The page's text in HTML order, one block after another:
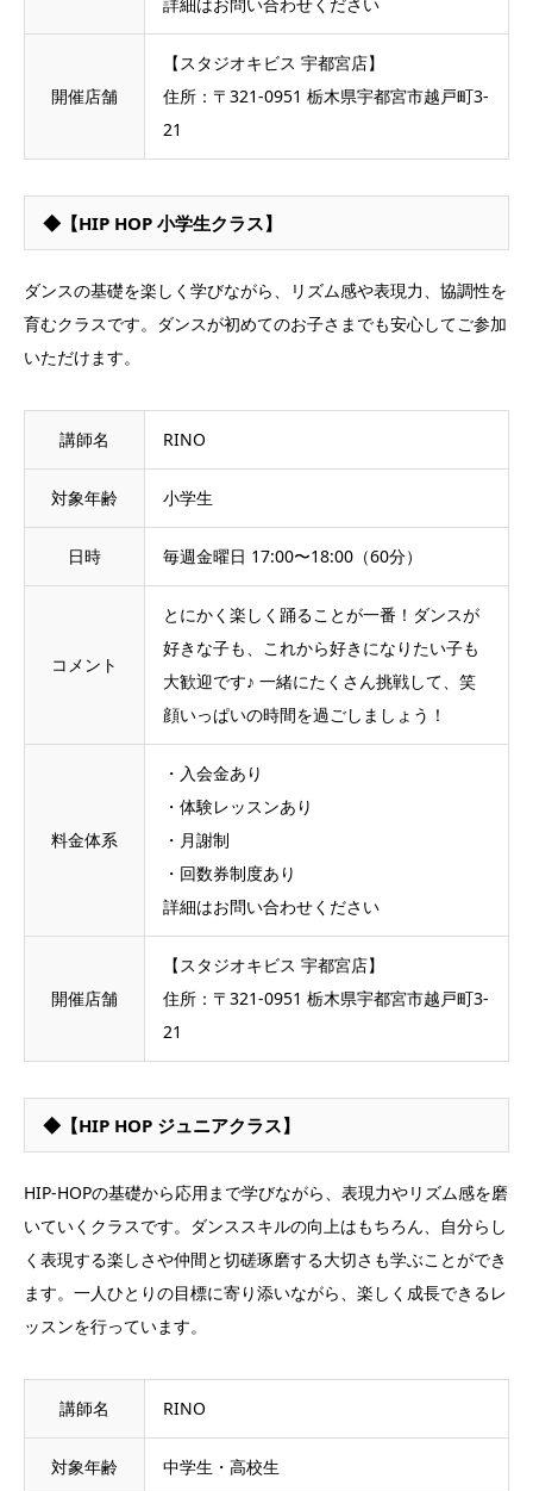
開催店舗
【スタジオキビス 宇都宮店】
住所：〒321-0951 栃木県宇都宮市越戸町3-
21
◆【HIP HOP 小学生クラス】
ダンスの基礎を楽しく学びながら、リズム感や表現力、協調性を
育むクラスです。ダンスが初めてのお子さまでも安心してご参加
いただけます。
講師名 RINO
対象年齢 小学生
日時 毎週金曜日 17:00〜18:00（60分）
コメント
とにかく楽しく踊ることが一番！ダンスが
好きな子も、これから好きになりたい子も
大歓迎です♪ 一緒にたくさん挑戦して、笑
顔いっぱいの時間を過ごしましょう！
料金体系
・入会金あり
・体験レッスンあり
・月謝制
・回数券制度あり
詳細はお問い合わせください
開催店舗
【スタジオキビス 宇都宮店】
住所：〒321-0951 栃木県宇都宮市越戸町3-
21
◆【HIP HOP ジュニアクラス】
HIP-HOPの基礎から応用まで学びながら、表現力やリズム感を磨
いていくクラスです。ダンススキルの向上はもちろん、自分らし
く表現する楽しさや仲間と切磋琢磨する大切さも学ぶことができ
ます。一人ひとりの目標に寄り添いながら、楽しく成長できるレ
ッスンを行っています。
講師名 RINO
対象年齢 中学生・高校生